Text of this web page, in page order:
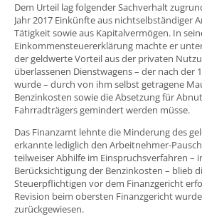
Dem Urteil lag folgender Sachverhalt
Jahr 2017 Einkünfte aus nichtselbständiger
Tätigkeit sowie aus Kapitalvermögen. In
Einkommensteuererklärung machte er
der geldwerte Vorteil aus der privaten
überlassenen Dienstwagens – der nach der
wurde – durch von ihm selbst getragene
Benzinkosten sowie die Absetzung für
Fahrradträgers gemindert werden müsse.
Das Finanzamt lehnte die Minderung des
erkannte lediglich den Arbeitnehmer-
teilweiser Abhilfe im Einspruchsverfahren –
Berücksichtigung der Benzinkosten – blieb
Steuerpflichtigen vor dem Finanzgericht
Revision beim obersten Finanzgericht
zurückgewiesen.